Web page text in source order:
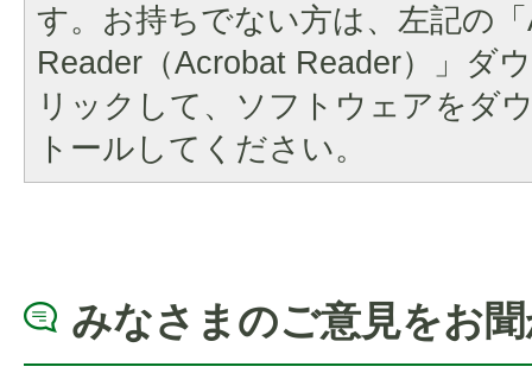
す。お持ちでない方は、左記の
Reader（Acrobat Reader）」ダ
リックして、ソフトウェアをダ
トールしてください。
みなさまのご意見をお